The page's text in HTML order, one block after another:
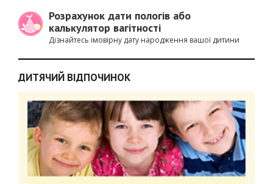
Розрахунок дати пологів або
калькулятор вагітності
Дізнайтесь імовірну дату народження вашої дитини
ДИТЯЧИЙ ВІДПОЧИНОК